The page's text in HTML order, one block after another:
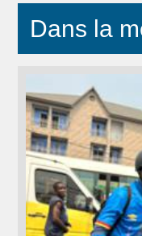
Dans la